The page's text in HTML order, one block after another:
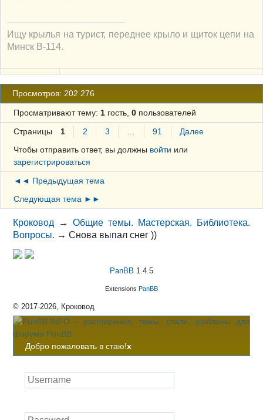
Ищу крылья на турист, переднее крыло и щиток цепи на
Минск В-114.
Просмотров: 202 276
Просматривают тему: 1гость, 0пользователей
Страницы 1 2 3 91
Далее
Чтобы отправить ответ, вы должны войти или
зарегистрироваться
◄◄ Предыдущая тема
Следующая тема ►►
Кроковод →Общие темы. Мастерская. Библиотека.
Вопросы. →Снова выпал снег ))
PanBB 1.4.5
Extensions PanBB
© 2017-2026, Кроковод
Добро пожаловать в стаю!x